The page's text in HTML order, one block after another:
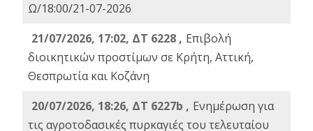
Ω/18:00/21-07-2026
21/07/2026, 17:02, ΔΤ 6228 , Επιβολή
διοικητικών προστίμων σε Κρήτη, Αττική,
Θεσπρωτία και Κοζάνη
20/07/2026, 18:26, ΔΤ 6227b , Ενημέρωση για
τις αγροτοδασικές πυρκαγιές του τελευταίου